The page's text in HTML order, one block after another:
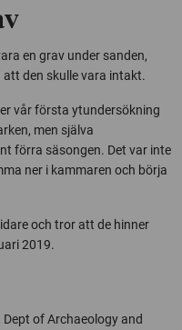
en grav under sanden,
den skulle vara intakt.
vår första ytundersökning
men själva
förra säsongen. Det var inte
ner i kammaren och börja
och tror att de hinner
2019.
Dept of Archaeology and